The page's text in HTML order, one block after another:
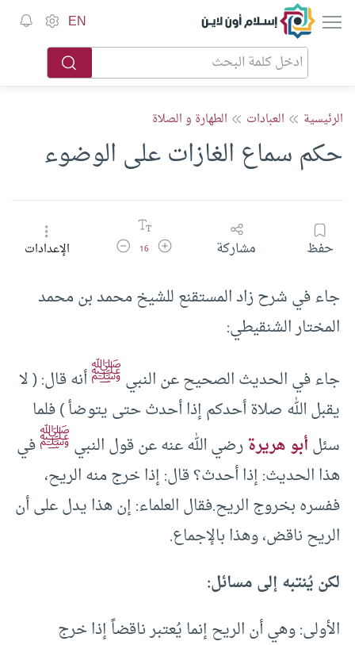
إسلام أون لاين EN
الرئيسية العبادات الطهارة و الصلاة
حكم سماع الغازات على الوضوء
حفظ مشاركة زيادة حجم الخط
16 تقليل حجم الخطالإعدادات
جاء في شرح زاد المستقنع للشيخ محمد بن محمد
المختار الشنقيطي:
جاء في الحديث الصحيح عن النبيﷺأنه قال: ( لا
يقبل الله صلاة أحدكم إذا أحدث حتى يتوضأ ) فلما
سئلأبو هريرةرضي الله عنه عن قول النبيﷺفي
هذا الحديث: إذا أحدث؟ قال: إذا خرج منه الريح،
ففسره بخروج الريح.فقال العلماء: إن هذا يدل على أن
الريح ناقض، وهذا بالإجماع.
لكن يُنتبه إلى مسائل:
الأولى: وهي أن الريح إنما يُعتبر ناقضاً إذا خرج